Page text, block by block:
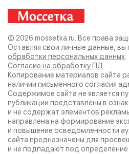
© 2026 mossetka.ru. Все права
Оставляя свои личные данные, вы
обработки персональных данных.
Согласие на обработку ПД
Копирование материалов сайта
наличии письменного согласия
Содержимое сайта не является
публикации представлены в
и не содержат элементов
направлена на формирование
и повышение осведомленности
сайта предназначены для
и не подпадают под определение